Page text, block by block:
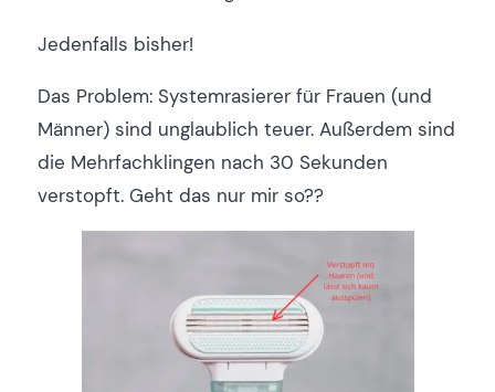
Jedenfalls bisher!
Das Problem: Systemrasierer für Frauen (und
Männer) sind unglaublich teuer. Außerdem sind
die Mehrfachklingen nach 30 Sekunden
verstopft. Geht das nur mir so??